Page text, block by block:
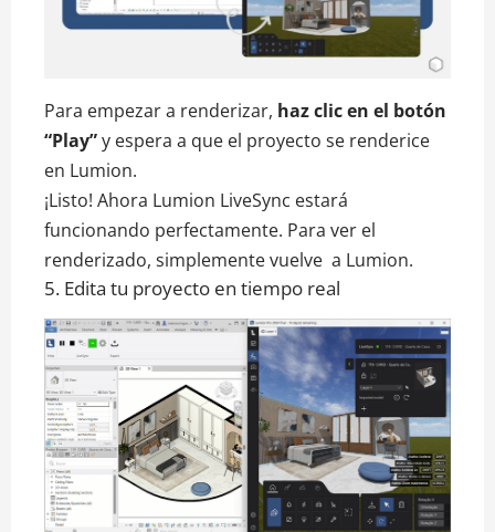
Para empezar a renderizar, haz clic en el botón
“Play”y espera a que el proyecto se renderice
en Lumion.
¡Listo! Ahora Lumion LiveSync estará
funcionando perfectamente. Para ver el
renderizado, simplemente vuelve a Lumion.
5. Edita tu proyecto en tiempo real